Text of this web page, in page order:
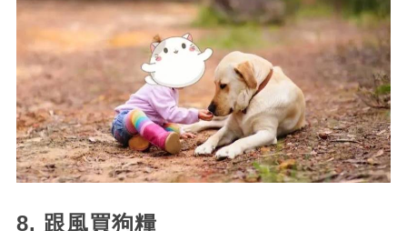
8. 跟風買狗糧